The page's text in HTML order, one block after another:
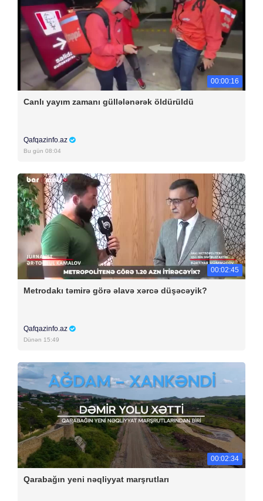
00:00:16
Canlı yayım zamanı güllələnərək öldürüldü
Qafqazinfo.az
Bu gün 08:04
00:02:45
Metrodakı təmirə görə əlavə xərcə düşəcəyik?
Qafqazinfo.az
Dünən 15:49
00:02:34
Qarabağın yeni nəqliyyat marşrutları